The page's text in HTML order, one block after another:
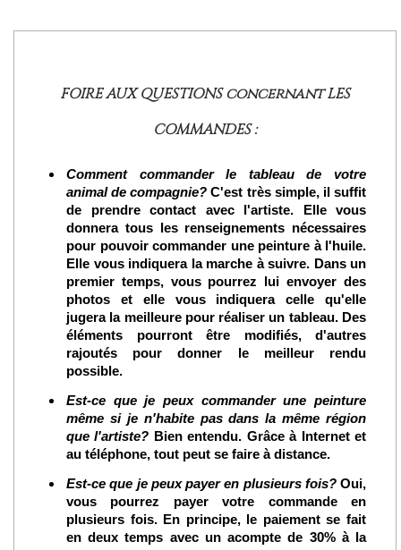
FOIRE AUX QUESTIONS concernant LES
COMMANDES :
Comment commander le tableau de votre
animal de compagnie? C'est très simple, il suffit
de prendre contact avec l'artiste. Elle vous
donnera tous les renseignements nécessaires
pour pouvoir commander une peinture à l'huile.
Elle vous indiquera la marche à suivre. Dans un
premier temps, vous pourrez lui envoyer des
photos et elle vous indiquera celle qu'elle
jugera la meilleure pour réaliser un tableau. Des
éléments pourront être modifiés, d'autres
rajoutés pour donner le meilleur rendu
possible.
Est-ce que je peux commander une peinture
même si je n'habite pas dans la même région
que l'artiste? Bien entendu. Grâce à Internet et
au téléphone, tout peut se faire à distance.
Est-ce que je peux payer en plusieurs fois?Oui,
vous pourrez payer votre commande en
plusieurs fois. En principe, le paiement se fait
en deux temps avec un acompte de 30% à la